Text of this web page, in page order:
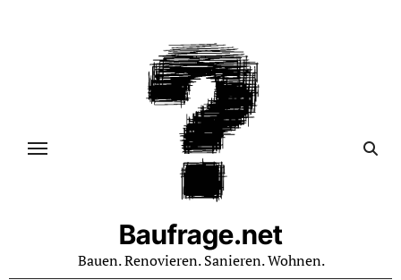
Baufrage.net
Bauen. Renovieren. Sanieren. Wohnen.